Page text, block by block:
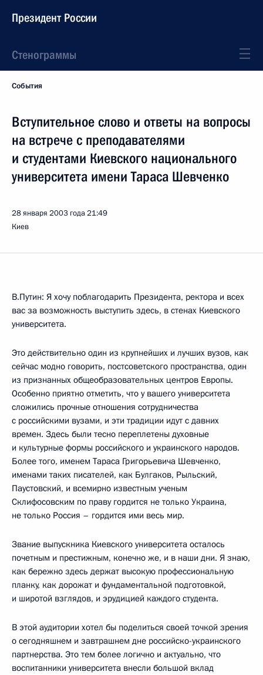
Президент России
Стенограммы
События
Вступительное слово и ответы на вопросы
на встрече с преподавателями
и студентами Киевского национального
университета имени Тараса Шевченко
28 января 2003 года21:49
Киев
В.Путин: Я хочу поблагодарить Президента, ректора и всех
вас за возможность выступить здесь, в стенах Киевского
университета.
Это действительно один из крупнейших и лучших вузов, как
сейчас модно говорить, постсоветского пространства, один
из признанных общеобразовательных центров Европы.
Особенно приятно отметить, что у вашего университета
сложились прочные отношения сотрудничества
с российскими вузами, и эти традиции идут с давних
времен. Здесь были тесно переплетены духовные
и культурные формы российского и украинского народов.
Более того, именем Тараса Григорьевича Шевченко,
именами таких писателей, как Булгаков, Рыльский,
Паустовский, и всемирно известным ученым
Склифосовским по праву гордится не только Украина,
не только Россия – гордится ими весь мир.
Звание выпускника Киевского университета осталось
почетным и престижным, конечно же, и в наши дни. Я знаю,
как бережно здесь держат высокую профессиональную
планку, как дорожат и фундаментальной подготовкой,
и широтой взглядов, и эрудицией каждого студента.
В этой аудитории хотел бы поделиться своей точкой зрения
о сегодняшнем и завтрашнем дне российско-украинского
партнерства. Это тем более логично и актуально, что
воспитанники университета внесли большой вклад